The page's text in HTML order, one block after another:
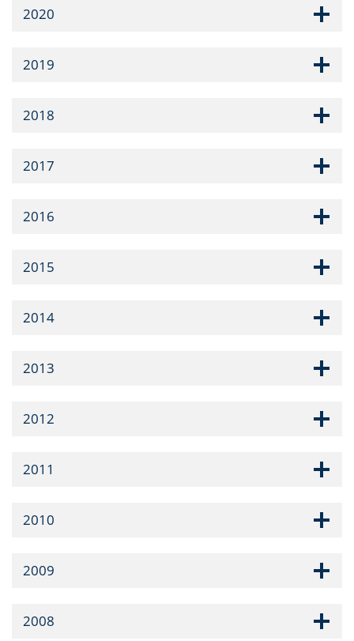
2020
2019
2018
2017
2016
2015
2014
2013
2012
2011
2010
2009
2008